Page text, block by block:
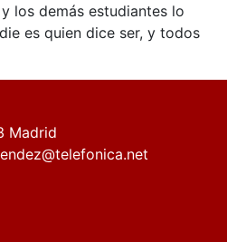
los demás estudiantes lo
es quien dice ser, y todos
Madrid